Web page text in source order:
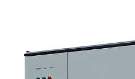
вопросы, которые должны
этапах. 6. Почему возможности
значение 7. Какой следующий шаг